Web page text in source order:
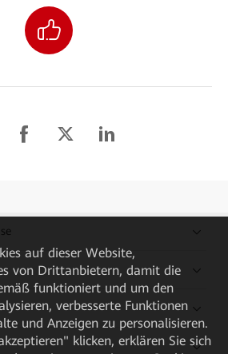
auf dieser Website,
von Drittanbietern, damit die
funktioniert und um den
verbesserte Funktionen
und Anzeigen zu personalisieren.
klicken, erklären Sie sich